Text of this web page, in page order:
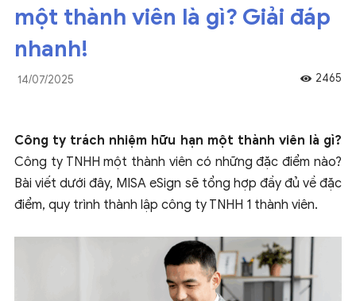
một thành viên là gì? Giải đáp
nhanh!
14/07/2025 2465
Công ty trách nhiệm hữu hạn một thành viên là gì?
Công ty TNHH một thành viên có những đặc điểm nào?
Bài viết dưới đây, MISA eSign sẽ tổng hợp đầy đủ về đặc
điểm, quy trình thành lập công ty TNHH 1 thành viên.